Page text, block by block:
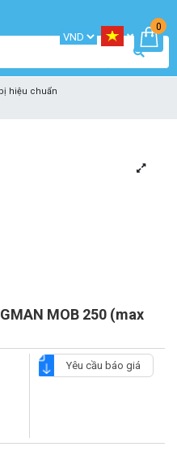
0
hiệu chuẩn
MOB 250 (max
Yêu cầu báo giá